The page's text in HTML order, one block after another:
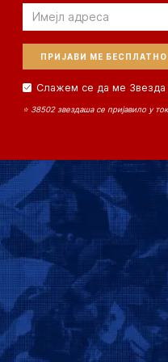
Email
Слажем се да ме Звезда
⭐ 38502 звездаша се пријавило у